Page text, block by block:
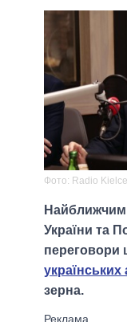
Фото: Radio Kielce
України та
переговори
українських
зерна.